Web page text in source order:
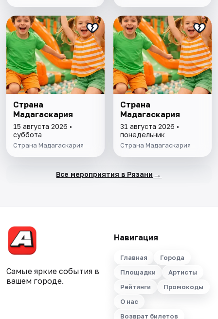
Страна
Мадагаскария
15 августа 2026 •
суббота
Страна Мадагаскария
Страна
Мадагаскария
31 августа 2026 •
понедельник
Страна Мадагаскария
Все мероприятия в Рязани →
Самые яркие события в
вашем городе.
Навигация
Главная
Города
Площадки
Артисты
Рейтинги
Промокоды
О нас
Возврат билетов